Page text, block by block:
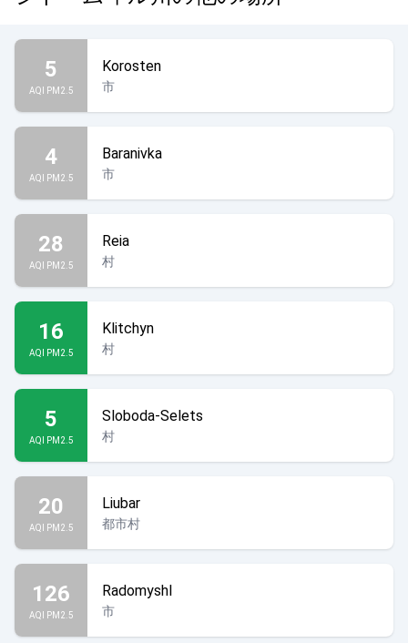
5
AQI PM2.5
Korosten
市
4
AQI PM2.5
Baranivka
市
28
AQI PM2.5
Reia
村
16
AQI PM2.5
Klitchyn
村
5
AQI PM2.5
Sloboda-Selets
村
20
AQI PM2.5
Liubar
都市村
126
AQI PM2.5
Radomyshl
市